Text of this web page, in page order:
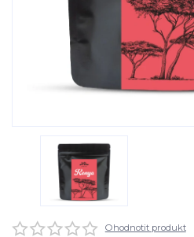
Ohodnotit produkt